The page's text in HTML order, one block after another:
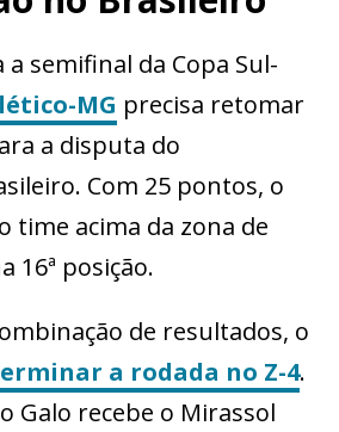
a semifinal da Copa Sul-
MG precisa retomar
a disputa do
Com 25 pontos, o
time acima da zona de
16ª posição.
de resultados, o
a rodada no Z-4.
Galo recebe o Mirassol